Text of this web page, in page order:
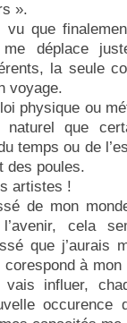
».
vu que
me déplace
la seule
voyage.
physique ou
naturel que
temps ou de
des poules.
artistes !
de mon
cela
que j’aurais
à
influer,
occurence